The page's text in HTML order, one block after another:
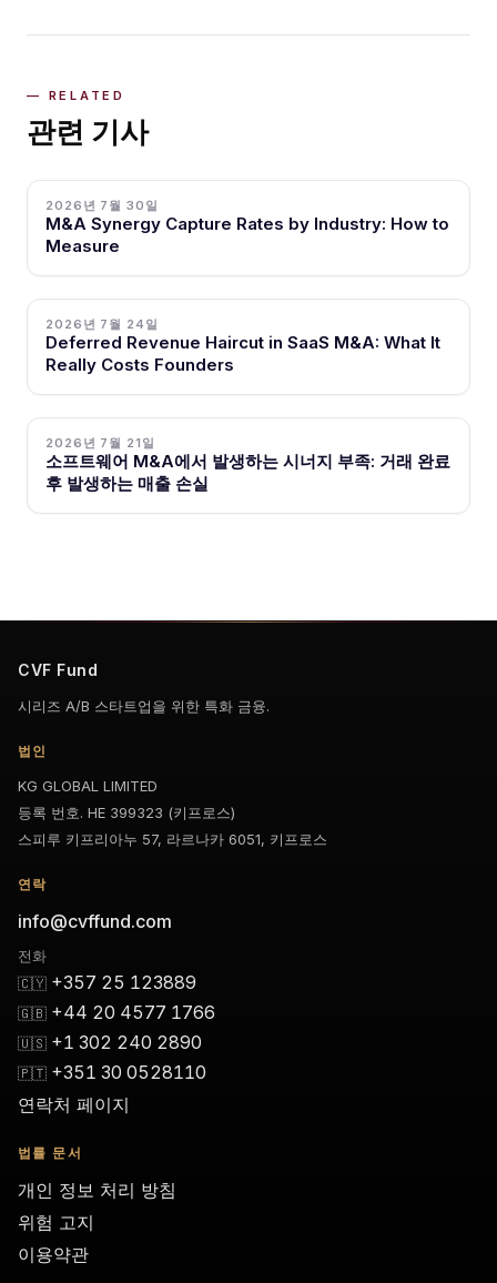
관련 기사
2026년 7월 30일
M&A Synergy Capture Rates by Industry: How to
Measure
2026년 7월 24일
Deferred Revenue Haircut in SaaS M&A: What It
Really Costs Founders
2026년 7월 21일
소프트웨어 M&A에서 발생하는 시너지 부족: 거래 완료
후 발생하는 매출 손실
CVF Fund
시리즈 A/B 스타트업을 위한 특화 금융.
법인
KG GLOBAL LIMITED
등록 번호. HE 399323 (키프로스)
스피루 키프리아누 57, 라르나카 6051, 키프로스
연락
info@cvffund.com
전화
🇨🇾 +357 25 123889
🇬🇧 +44 20 4577 1766
🇺🇸 +1 302 240 2890
🇵🇹 +351 30 0528110
연락처 페이지
법률 문서
개인 정보 처리 방침
위험 고지
이용약관